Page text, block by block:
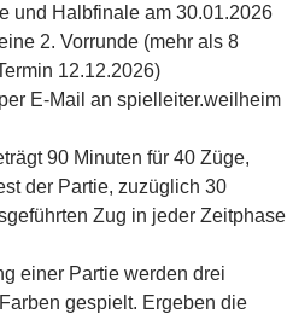
und Halbfinale am 30.01.2026
2. Vorrunde (mehr als 8
12.12.2026)
E-Mail an spielleiter.weilheim
90 Minuten für 40 Züge,
der Partie, zuzüglich 30
Zug in jeder Zeitphase
einer Partie werden drei
gespielt. Ergeben die